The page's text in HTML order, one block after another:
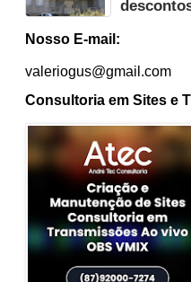
Nosso E-mail:
valeriogus@gmail.com
Consultoria em Sites e